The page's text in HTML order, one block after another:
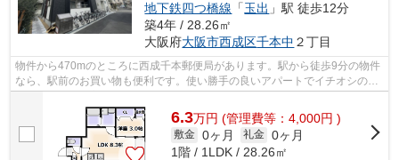
地下鉄四つ橋線 「玉出 」駅 徒歩12分
築4年 / 28.26㎡
大阪府大阪市西成区千本中 ２丁目
物件から470mのところに西成千本郵便局があります。駅から徒歩9分の物件
なら、駅前のお買い物も便利です。使い勝手の良いアパートでイチオシの物
6.3万円 (管理費等：4,000円 )
敷金 0ヶ月 礼金 0ヶ月
1階 / 1LDK / 28.26㎡